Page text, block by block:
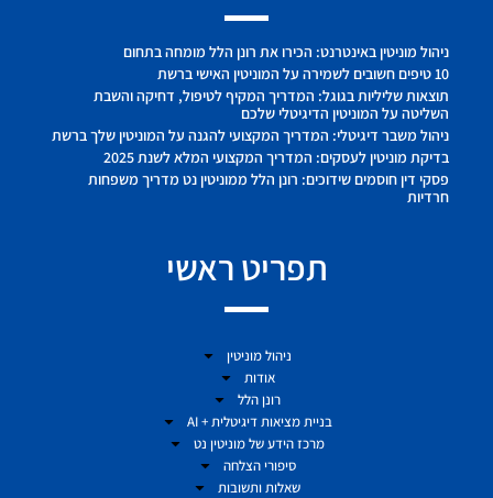
ניהול מוניטין באינטרנט: הכירו את רונן הלל מומחה בתחום
10 טיפים חשובים לשמירה על המוניטין האישי ברשת
תוצאות שליליות בגוגל: המדריך המקיף לטיפול, דחיקה והשבת
השליטה על המוניטין הדיגיטלי שלכם
ניהול משבר דיגיטלי: המדריך המקצועי להגנה על המוניטין שלך ברשת
בדיקת מוניטין לעסקים: המדריך המקצועי המלא לשנת 2025
פסקי דין חוסמים שידוכים: רונן הלל ממוניטין נט מדריך משפחות
חרדיות
תפריט ראשי
ניהול מוניטין
אודות
רונן הלל
בניית מציאות דיגיטלית + AI
מרכז הידע של מוניטין נט
סיפורי הצלחה
שאלות ותשובות